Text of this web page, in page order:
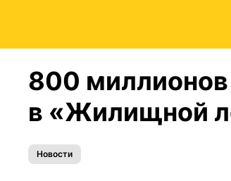
800 миллионов
в «Жилищной
Новости